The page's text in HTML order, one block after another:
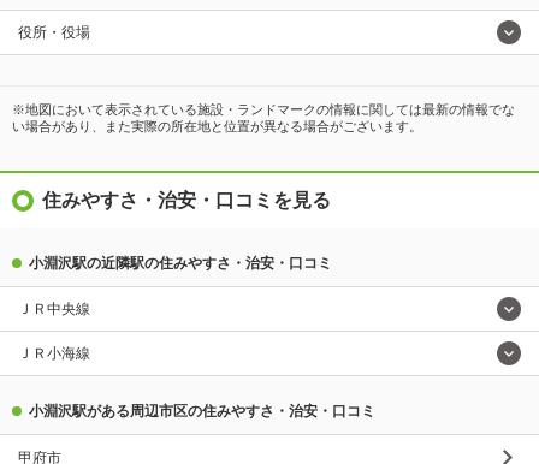
役所・役場
※地図において表示されている施設・ランドマークの情報に関しては最新の情報でな
い場合があり、また実際の所在地と位置が異なる場合がございます。
住みやすさ・治安・口コミを見る
小淵沢駅の近隣駅の住みやすさ・治安・口コミ
ＪＲ中央線
ＪＲ小海線
小淵沢駅がある周辺市区の住みやすさ・治安・口コミ
甲府市